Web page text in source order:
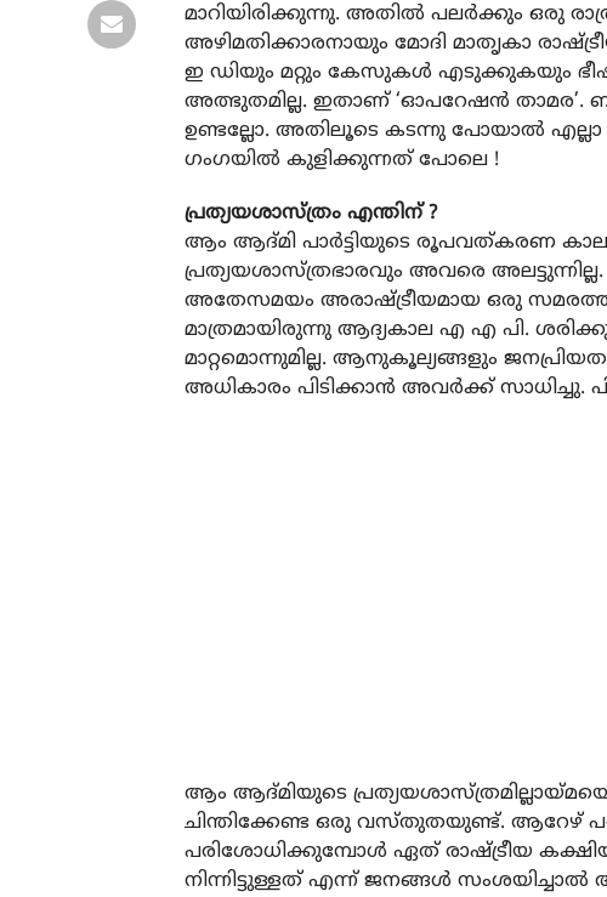
മാറിയിരിക്കുന്നു. അതില്‍ പലര്‍ക്കും ഒരു
അഴിമതിക്കാരനായും മോദി മാതൃകാ
ഇ ഡിയും മറ്റും കേസുകള്‍ എടുക്കുകയും
അത്ഭുതമില്ല. ഇതാണ് ‘ഓപറേഷന്‍ താമര’.
ഉണ്ടല്ലോ. അതിലൂടെ കടന്നു പോയാല്‍ എല്ലാ
ഗംഗയില്‍ കുളിക്കുന്നത് പോലെ !
പ്രത്യയശാസ്ത്രം എന്തിന് ?
ആം ആദ്മി പാര്‍ട്ടിയുടെ രൂപവത്കരണ
പ്രത്യയശാസ്ത്രഭാരവും അവരെ
അതേസമയം അരാഷ്ട്രീയമായ ഒരു
മാത്രമായിരുന്നു ആദ്യകാല എ എ പി.
മാറ്റമൊന്നുമില്ല. ആനുകൂല്യങ്ങളും
അധികാരം പിടിക്കാന്‍ അവര്‍ക്ക് സാധിച്ചു.
ആം ആദ്മിയുടെ പ്രത്യയശാസ്ത്രമില്ലായ്മയെ
ചിന്തിക്കേണ്ട ഒരു വസ്തുതയുണ്ട്. ആറേഴ്
പരിശോധിക്കുമ്പോള്‍ ഏത് രാഷ്ട്രീയ
നിന്നിട്ടുള്ളത് എന്ന് ജനങ്ങള്‍